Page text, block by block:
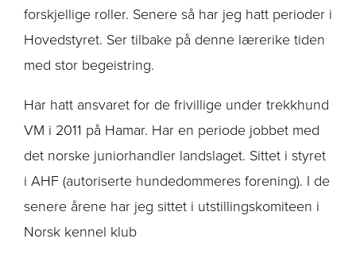
forskjellige roller. Senere så har jeg hatt perioder i
Hovedstyret. Ser tilbake på denne lærerike tiden
med stor begeistring.
Har hatt ansvaret for de frivillige under trekkhund
VM i 2011 på Hamar. Har en periode jobbet med
det norske juniorhandler landslaget. Sittet i styret
i AHF (autoriserte hundedommeres forening). I de
senere årene har jeg sittet i utstillingskomiteen i
Norsk kennel klub